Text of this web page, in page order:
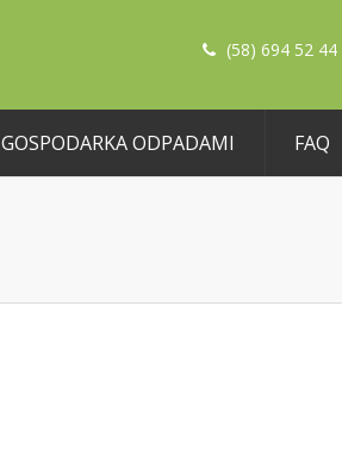
(58) 694 52 44
GOSPODARKA ODPADAMI FAQ